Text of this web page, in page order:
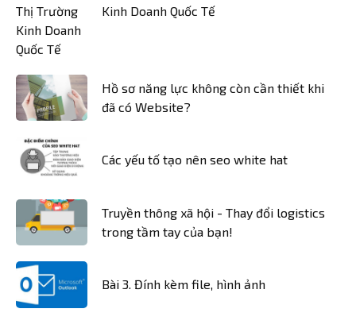
Kinh Doanh Quốc Tế
Hồ sơ năng lực không còn cần thiết khi
đã có Website?
Các yếu tố tạo nên seo white hat
Truyền thông xã hội - Thay đổi logistics
trong tầm tay của bạn!
Bài 3. Đính kèm file, hình ảnh